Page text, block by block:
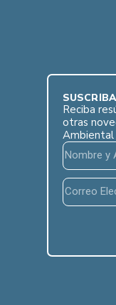
Reciba
otras
Ambiental